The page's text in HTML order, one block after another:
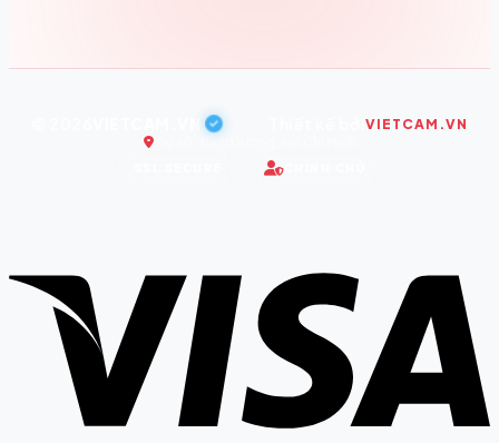
VIETCAM.VN
Trụ sở: Bình Dương, Hồ Chí Minh
CHÍNH CHỦ